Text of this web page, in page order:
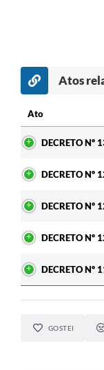
Telefones Úteis
A Prefeitura
Enquete
Jornal
Agenda
SIC
Atos
Ato
DECRETO Nº
DECRETO Nº
DECRETO Nº
DECRETO Nº
DECRETO Nº
GOSTEI